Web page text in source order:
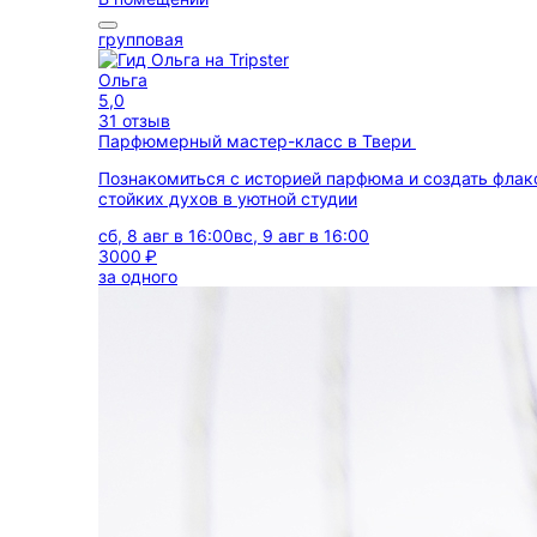
групповая
Ольга
5,0
31 отзыв
Парфюмерный мастер-класс в Твери
Познакомиться с историей парфюма и создать
стойких духов в уютной студии
сб, 8 авг в 16:00вс, 9 авг в 16:00
3000 ₽
за одного